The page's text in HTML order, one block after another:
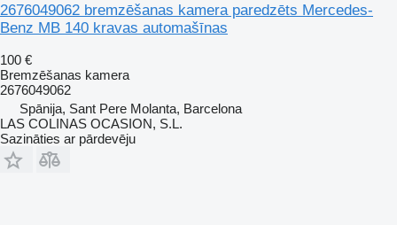
2676049062 bremzēšanas kamera paredzēts Mercedes-
Benz MB 140 kravas automašīnas
100 €
Bremzēšanas kamera
2676049062
Spānija, Sant Pere Molanta, Barcelona
LAS COLINAS OCASION, S.L.
Sazināties ar pārdevēju